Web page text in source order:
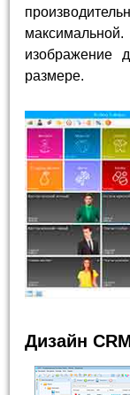
изображение
размере.
Дизайн